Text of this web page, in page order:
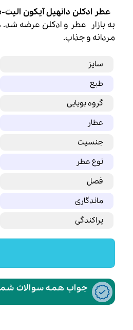
بود.
عطر ادکلن دانهیل آیکون الیت-Dunhill Icon Elite
به بازارعطر وادکلن عرضه شد.
مردانه و جذاب.
سایز
طبع
گروه بویایی
عطار
جنسیت
نوع عطر
فصل
ماندگاری
پراکندگی
جواب همه سوالات